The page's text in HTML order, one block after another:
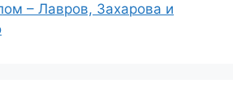
– Лавров, Захарова и